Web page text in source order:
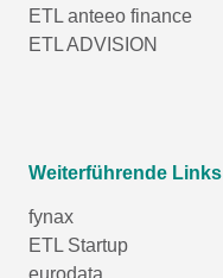
ETL anteeo finance
ETL ADVISION
Weiterführende Links
fynax
ETL Startup
eurodata